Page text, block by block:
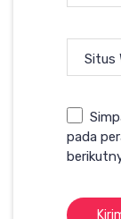
Situs
pada